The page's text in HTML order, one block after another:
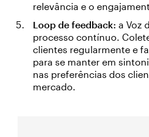
relevância e o
Loop de feedback: a Voz
processo contínuo.
clientes regularmente e
para se manter em
nas preferências dos
mercado.